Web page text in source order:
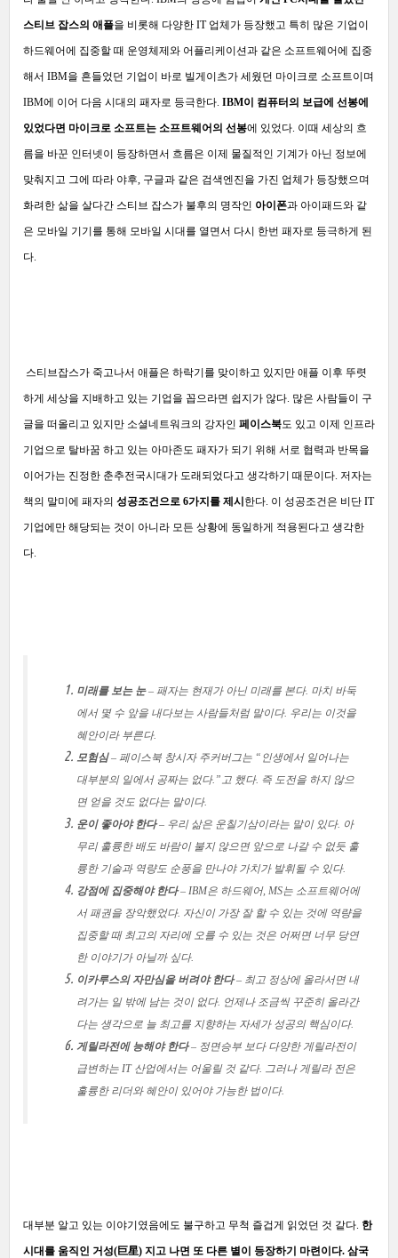
스티브 잡스의 애플을 비롯해 다양한 IT 업체가 등장했고 특히 많은 기업이
하드웨어에 집중할 때 운영체제와 어플리케이션과 같은 소프트웨어에 집중
해서 IBM을 흔들었던 기업이 바로 빌게이츠가 세웠던 마이크로 소프트이며
IBM에 이어 다음 시대의 패자로 등극한다. IBM이 컴퓨터의 보급에 선봉에
있었다면 마이크로 소프트는 소프트웨어의 선봉에 있었다. 이때 세상의 흐
름을 바꾼 인터넷이 등장하면서 흐름은 이제 물질적인 기계가 아닌 정보에
맞춰지고 그에 따라 야후, 구글과 같은 검색엔진을 가진 업체가 등장했으며
화려한 삶을 살다간 스티브 잡스가 불후의 명작인 아이폰과 아이패드와 같
은 모바일 기기를 통해 모바일 시대를 열면서 다시 한번 패자로 등극하게 된
다.
스티브잡스가 죽고나서 애플은 하락기를 맞이하고 있지만 애플 이후 뚜렷
하게 세상을 지배하고 있는 기업을 꼽으라면 쉽지가 않다. 많은 사람들이 구
글을 떠올리고 있지만 소셜네트워크의 강자인 페이스북도 있고 이제 인프라
기업으로 탈바꿈 하고 있는 아마존도 패자가 되기 위해 서로 협력과 반목을
이어가는 진정한 춘추전국시대가 도래되었다고 생각하기 때문이다. 저자는
책의 말미에 패자의 성공조건으로 6가지를 제시 한다. 이 성공조건은 비단 IT
기업에만 해당되는 것이 아니라 모든 상황에 동일하게 적용된다고 생각한
다.
미래를 보는 눈– 패자는 현재가 아닌 미래를 본다. 마치 바둑
에서 몇 수 앞을 내다보는 사람들처럼 말이다. 우리는 이것을
혜안이라 부른다.
모험심– 페이스북 창시자 주커버그는 “인생에서 일어나는
대부분의 일에서 공짜는 없다.”고 했다. 즉 도전을 하지 않으
면 얻을 것도 없다는 말이다.
운이 좋아야 한다– 우리 삶은 운칠기삼이라는 말이 있다. 아
무리 훌륭한 배도 바람이 불지 않으면 앞으로 나갈 수 없듯 훌
륭한 기술과 역량도 순풍을 만나야 가치가 발휘될 수 있다.
강점에 집중해야 한다– IBM은 하드웨어, MS는 소프트웨어에
서 패권을 장악했었다. 자신이 가장 잘 할 수 있는 것에 역량을
집중할 때 최고의 자리에 오를 수 있는 것은 어쩌면 너무 당연
한 이야기가 아닐까 싶다.
이카루스의 자만심을 버려야 한다– 최고 정상에 올라서면 내
려가는 일 밖에 남는 것이 없다. 언제나 조금씩 꾸준히 올라간
다는 생각으로 늘 최고를 지향하는 자세가 성공의 핵심이다.
게릴라전에 능해야 한다– 정면승부 보다 다양한 게릴라전이
급변하는 IT 산업에서는 어울릴 것 같다. 그러나 게릴라 전은
훌륭한 리더와 혜안이 있어야 가능한 법이다.
대부분 알고 있는 이야기였음에도 불구하고 무척 즐겁게 읽었던 것 같다. 한
시대를 움직인 거성(巨星) 지고 나면 또 다른 별이 등장하기 마련이다. 삼국